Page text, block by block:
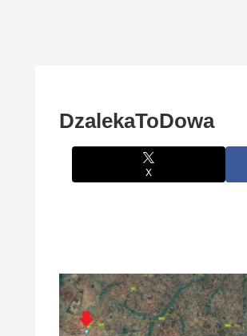
DzalekaToDowa
X